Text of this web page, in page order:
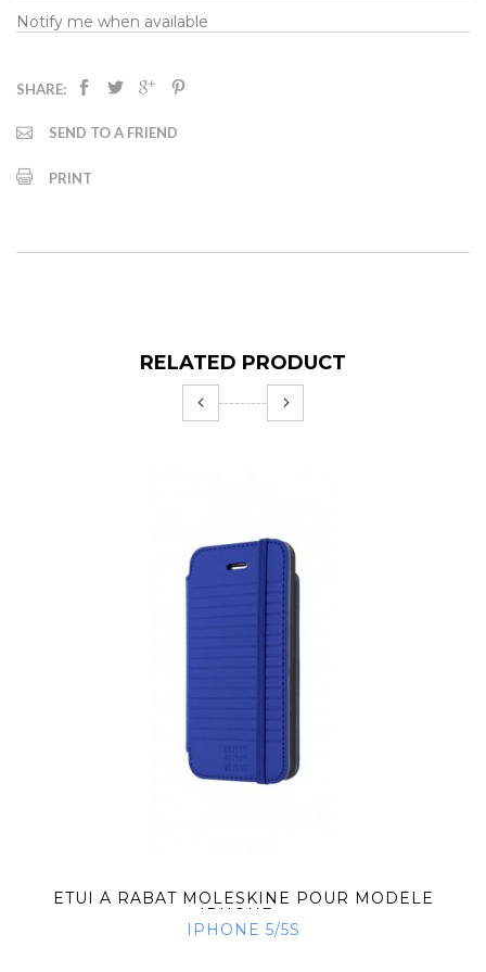
Notify me when available
SHARE:
SEND TO A FRIEND
PRINT
RELATED PRODUCT
ETUI À RABAT MOLESKINE POUR MODÈLE
IPHONE...
IPHONE 5/5S